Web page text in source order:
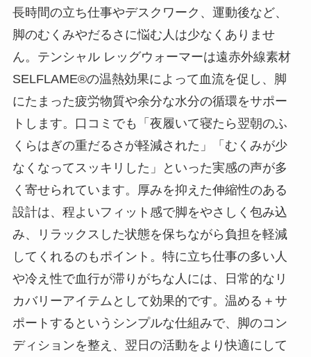
長時間の立ち仕事やデスクワーク、運動後など、
脚のむくみやだるさに悩む人は少なくありませ
ん。テンシャル レッグウォーマーは遠赤外線素材
SELFLAME®の温熱効果によって血流を促し、脚
にたまった疲労物質や余分な水分の循環をサポー
トします。口コミでも「夜履いて寝たら翌朝のふ
くらはぎの重だるさが軽減された」「むくみが少
なくなってスッキリした」といった実感の声が多
く寄せられています。厚みを抑えた伸縮性のある
設計は、程よいフィット感で脚をやさしく包み込
み、リラックスした状態を保ちながら負担を軽減
してくれるのもポイント。特に立ち仕事の多い人
や冷え性で血行が滞りがちな人には、日常的なリ
カバリーアイテムとして効果的です。温める＋サ
ポートするというシンプルな仕組みで、脚のコン
ディションを整え、翌日の活動をより快適にして